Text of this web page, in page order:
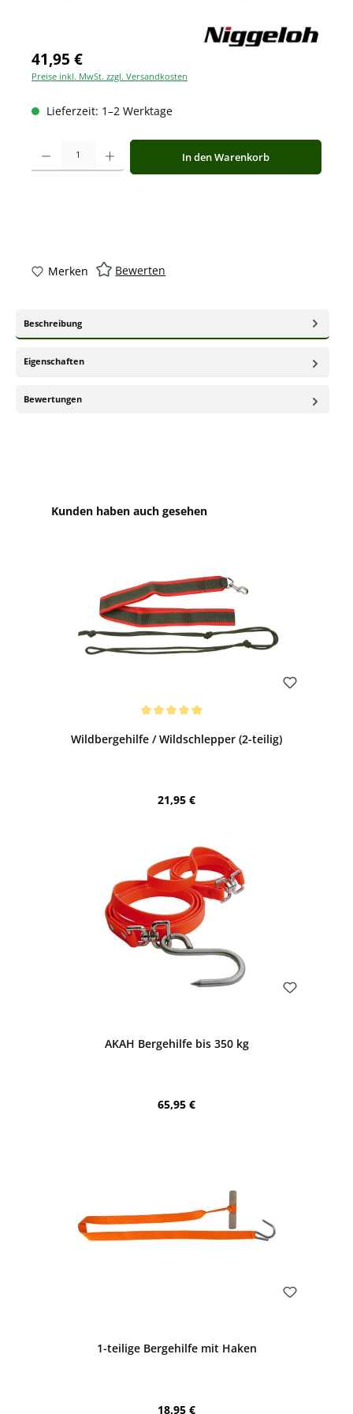
41,95 €
Preise inkl. MwSt. zzgl. Versandkosten
Lieferzeit: 1–2 Werktage
Produkt Anzahl: Gib den gewünschten Wert ein oder benutze die
In den Warenkorb
Merken Bewerten
Beschreibung
Eigenschaften
Bewertungen
Produktgalerie überspringen
Kunden haben auch gesehen
Wildbergehilfe / Wildschlepper (2-teilig)
Regulärer Preis:
21,95 €
AKAH Bergehilfe bis 350 kg
Regulärer Preis:
65,95 €
1-teilige Bergehilfe mit Haken
Regulärer Preis:
18,95 €